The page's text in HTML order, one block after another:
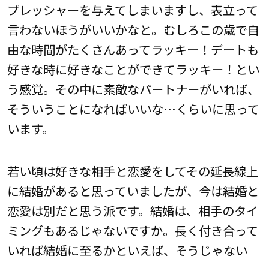
プレッシャーを与えてしまいますし、表立って
言わないほうがいいかなと。むしろこの歳で自
由な時間がたくさんあってラッキー！デートも
好きな時に好きなことができてラッキー！とい
う感覚。その中に素敵なパートナーがいれば、
そういうことになればいいな…くらいに思って
います。
若い頃は好きな相手と恋愛をしてその延長線上
に結婚があると思っていましたが、今は結婚と
恋愛は別だと思う派です。結婚は、相手のタイ
ミングもあるじゃないですか。長く付き合って
いれば結婚に至るかといえば、そうじゃない